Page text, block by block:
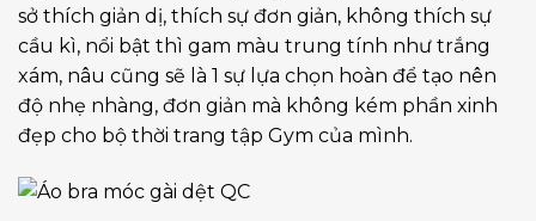
sở thích giản dị, thích sự đơn giản, không thích sự
cầu kì, nổi bật thì gam màu trung tính như trắng
xám, nâu cũng sẽ là 1 sự lựa chọn hoàn để tạo nên
độ nhẹ nhàng, đơn giản mà không kém phần xinh
đẹp cho bộ thời trang tập Gym của mình.